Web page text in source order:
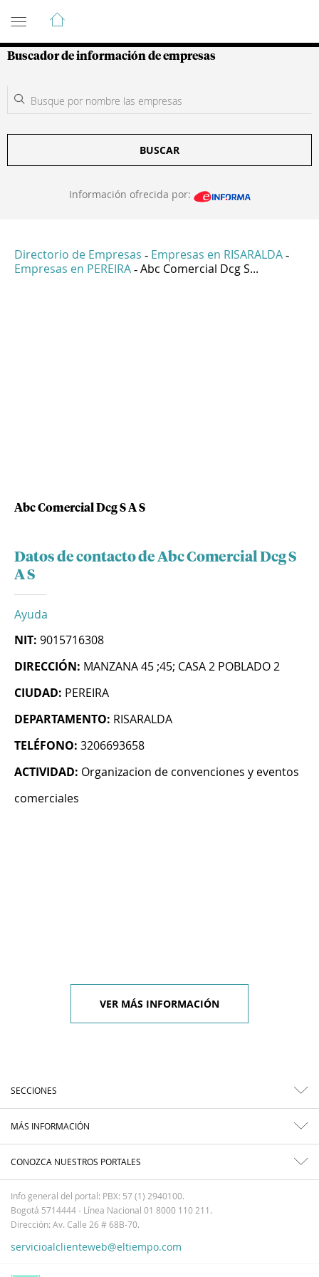
Guía de Empresas Colombianas
Buscador de información de empresas
BUSCAR
Información ofrecida por:
Directorio de Empresas - Empresas en RISARALDA -
Empresas en PEREIRA - Abc Comercial Dcg S...
Abc Comercial Dcg S A S
Datos de contacto de Abc Comercial Dcg S
A S
Ayuda
NIT: 9015716308
DIRECCIÓN: MANZANA 45 ;45; CASA 2 POBLADO 2
CIUDAD: PEREIRA
DEPARTAMENTO: RISARALDA
TELÉFONO: 3206693658
ACTIVIDAD: Organizacion de convenciones y eventos
comerciales
VER MÁS INFORMACIÓN
SECCIONES
MÁS INFORMACIÓN
CONOZCA NUESTROS PORTALES
Info general del portal: PBX: 57 (1) 2940100.
Bogotá 5714444 - Línea Nacional 01 8000 110 211.
Dirección: Av. Calle 26 # 68B-70.
servicioalclienteweb@eltiempo.com